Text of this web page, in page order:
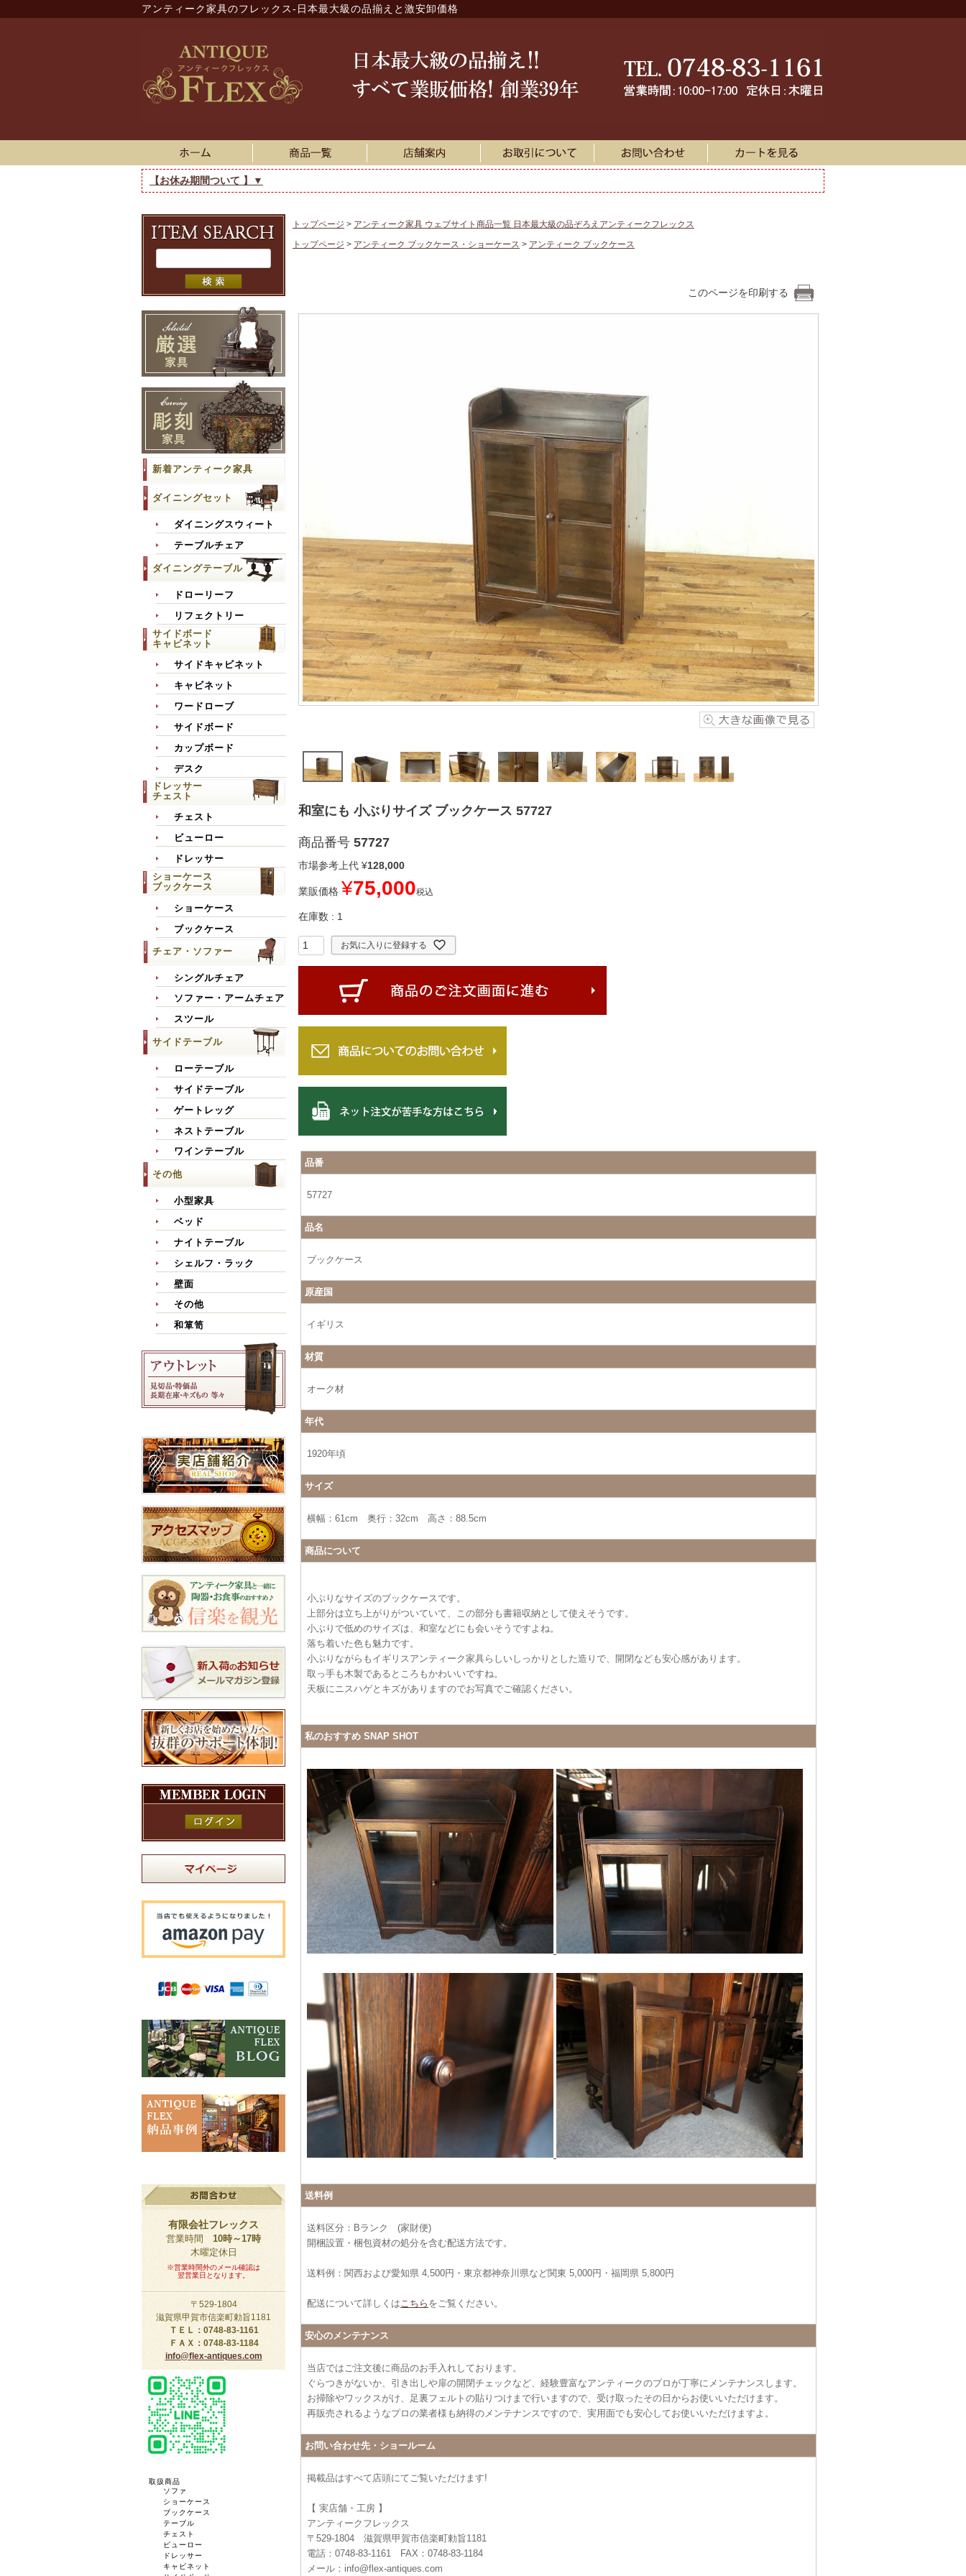
アンティーク家具のフレックス-日本最大級の品揃えと激安卸価格
【お休み期間ついて 】▼
新着アンティーク家具
ダイニングセット
ダイニングスウィート
テーブルチェア
ダイニングテーブル
ドローリーフ
リフェクトリー
サイドボード
キャビネット
サイドキャビネット
キャビネット
ワードローブ
サイドボード
カップボード
デスク
ドレッサー
チェスト
チェスト
ビューロー
ドレッサー
ショーケース
ブックケース
ショーケース
ブックケース
チェア・ソファー
シングルチェア
ソファー・アームチェア
スツール
サイドテーブル
ローテーブル
サイドテーブル
ゲートレッグ
ネストテーブル
ワインテーブル
その他
小型家具
ベッド
ナイトテーブル
シェルフ・ラック
壁面
その他
和箪笥
有限会社フレックス
営業時間 10時～17時
木曜定休日
※営業時間外のメール確認は
翌営業日となります。
〒529-1804
滋賀県甲賀市信楽町勅旨1181
ＴＥＬ：0748-83-1161
ＦＡＸ：0748-83-1184
info@flex-antiques.com
取扱商品
ソファ
ショーケース
ブックケース
テーブル
チェスト
ビューロー
ドレッサー
キャビネット
トップページ
アンティーク家具 ウェブサイト商品一覧 日本最大級の品ぞろえアンティークフレックス
トップページ
アンティーク ブックケース・ショーケース アンティーク ブックケース
このページを印刷する
和室にも 小ぶりサイズ ブックケース 57727
商品番号 57727
市場参考上代 ¥128,000
業販価格 ¥75,000税込
在庫数 1
お気に入りに登録する
品番
57727
品名
ブックケース
原産国
イギリス
材質
オーク材
年代
1920年頃
サイズ
横幅：61cm 奥行：32cm 高さ：88.5cm
商品について
小ぶりなサイズのブックケースです。
上部分は立ち上がりがついていて、この部分も書籍収納として使えそうです。
小ぶりで低めのサイズは、和室などにも会いそうですよね。
落ち着いた色も魅力です。
小ぶりながらもイギリスアンティーク家具らしいしっかりとした造りで、開閉なども安心感があります。
取っ手も木製であるところもかわいいですね。
天板にニスハゲとキズがありますのでお写真でご確認ください。
私のおすすめ SNAP SHOT
送料例
送料区分：Bランク (家財便)
開梱設置・梱包資材の処分を含む配送方法です。
送料例：関西および愛知県 4,500円・東京都神奈川県など関東 5,000円・福岡県 5,800円
配送について詳しくは こちら をご覧ください。
安心のメンテナンス
当店ではご注文後に商品のお手入れしております。
ぐらつきがないか、引き出しや扉の開閉チェックなど、経験豊富なアンティークのプロが丁寧にメンテナンスします。
お掃除やワックスがけ、足裏フェルトの貼りつけまで行いますので、受け取ったその日からお使いいただけます。
再販売されるようなプロの業者様も納得のメンテナンスですので、実用面でも安心してお使いいただけますよ。
お問い合わせ先・ショールーム
掲載品はすべて店頭にてご覧いただけます!
【 実店舗・工房 】
アンティークフレックス
〒529-1804 滋賀県甲賀市信楽町勅旨1181
電話：0748-83-1161 FAX：0748-83-1184
メール：info@flex-antiques.com